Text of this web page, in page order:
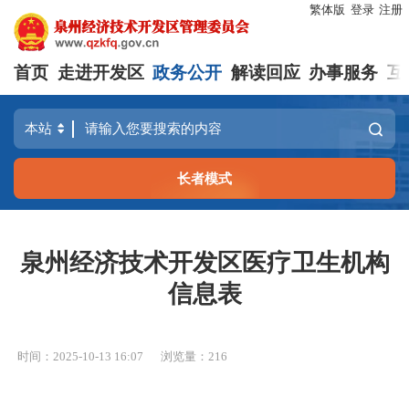
繁体版 登录 注册
首页 走进开发区 政务公开 解读回应 办事服务 互
长者模式
泉州经济技术开发区医疗卫生机构
信息表
时间：2025-10-13 16:07 浏览量： 216